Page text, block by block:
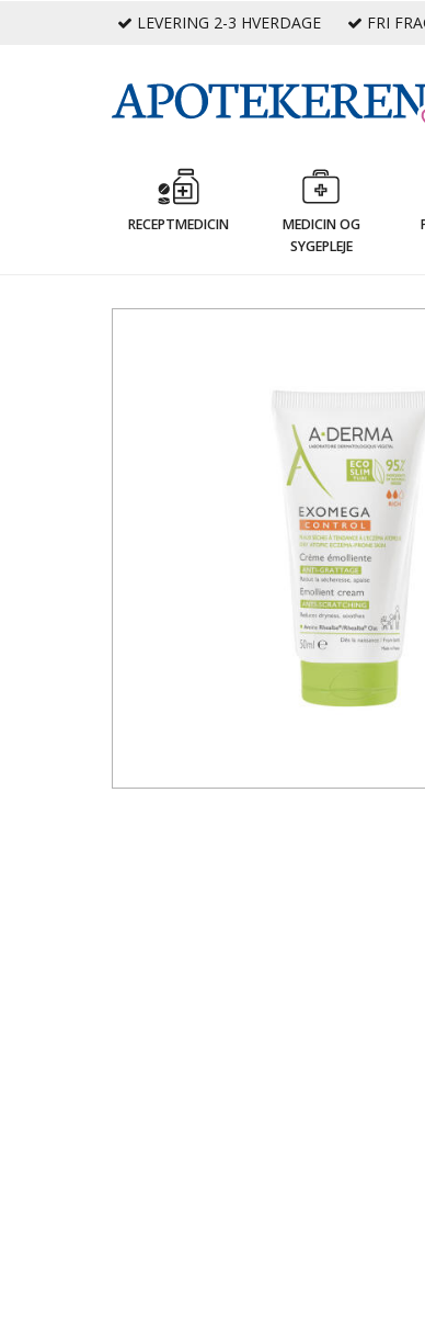
LEVERING 2-3 HVERDAGE FRI
RECEPTMEDICIN
MEDICIN OG
SYGEPLEJE